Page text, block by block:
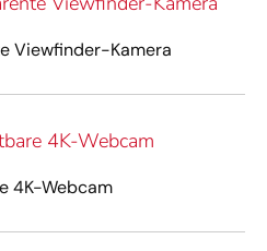
Viewfinder-Kamera
4K-Webcam